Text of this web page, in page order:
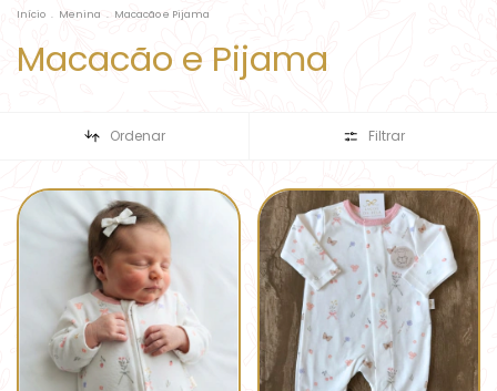
Início . Menina . Macacão e Pijama
Macacão e Pijama
Ordenar Filtrar